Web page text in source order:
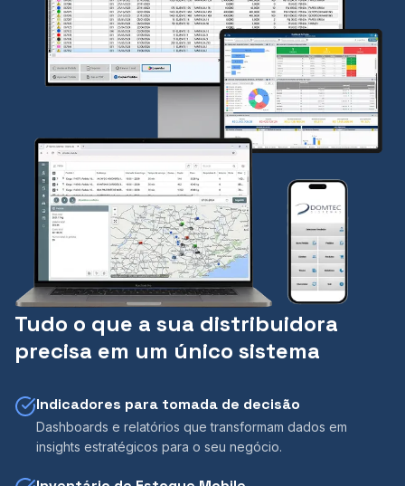
Tudo o que a sua distribuidora
precisa em um único sistema
Indicadores para tomada de decisão
Dashboards e relatórios que transformam dados em
insights estratégicos para o seu negócio.